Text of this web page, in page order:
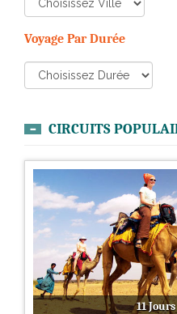
Voyage Par Durée
CIRCUITS
11